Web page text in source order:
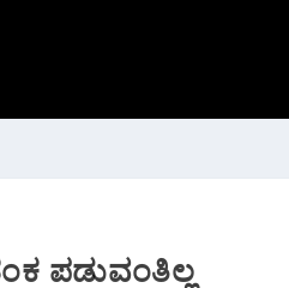
ಪಡುವಂತಿಲ್ಲ